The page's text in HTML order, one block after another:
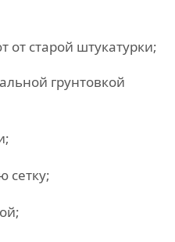
от старой штукатурки;
грунтовкой
сетку;